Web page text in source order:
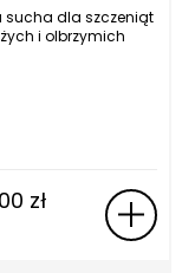
sucha dla szczeniąt
i olbrzymich
zł